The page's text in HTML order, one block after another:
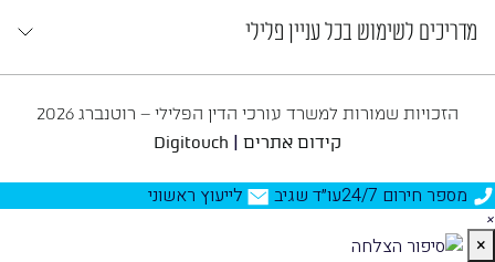
מדריכים לשימוש בכל עניין פלילי
הזכויות שמורות למשרד עורכי הדין הפלילי – רוטנברג 2026
קידום אתרים |
Digitouch
מספר חירום 24/7 עו״ד שגיב לייעוץ ראשוני
×
×